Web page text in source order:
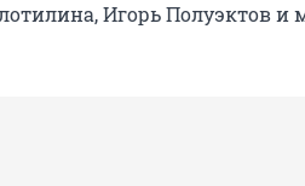
Игорь Полуэктов и